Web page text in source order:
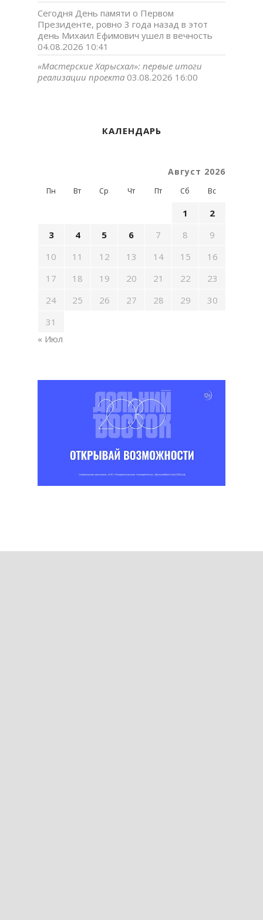
Сегодня День памяти о Первом
Президенте, ровно 3 года назад в этот
день Михаил Ефимович ушел в вечность
04.08.2026 10:41
«Мастерские Харысхал»: первые итоги
реализации проекта 03.08.2026 16:00
КАЛЕНДАРЬ
Август 2026
Пн Вт Ср Чт Пт Сб Вс
1
2
3
4 5 6 7 8
9
10
11 12 13 14 15
16
17
18 19 20 21 22
23
24
25 26 27 28 29
30
31
« Июл